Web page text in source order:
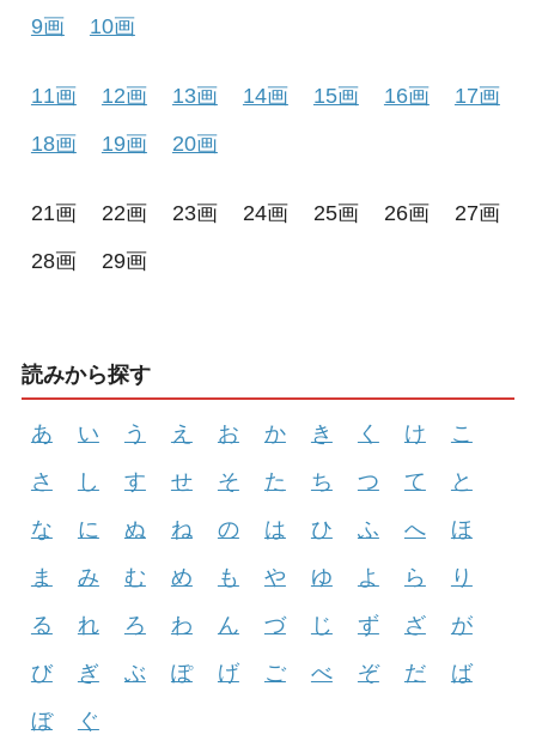
9画
10画
11画 12画 13画 14画 15画 16画
17画
18画
19画 20画
21画 22画 23画 24画 25画 26画
27画
28画
29画
読みから探す
あ い う え お か き く け
こ
さ
し す せ そ た ち つ て
と
な
に ぬ ね の は ひ ふ へ
ほ
ま
み む め も や ゆ よ ら
り
る
れ ろ わ ん づ じ ず ざ
が
び
ぎ ぶ ぽ げ ご べ ぞ だ
ば
ぼ
ぐ